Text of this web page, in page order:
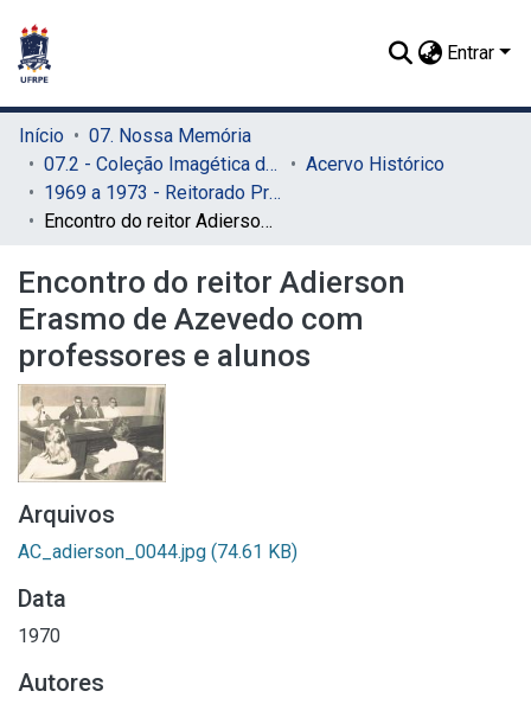
Entrar
Início
07. Nossa Memória
07.2 - Coleção Imagética do SIB
Acervo Histórico
1969 a 1973 - Reitorado Prof. Adierson Erasmo de Azevedo
Encontro do reitor Adierson Erasmo de Azevedo com professores e alunos
Encontro do reitor Adierson
Erasmo de Azevedo com
professores e alunos
Arquivos
AC_adierson_0044.jpg (74.61 KB)
Data
1970
Autores